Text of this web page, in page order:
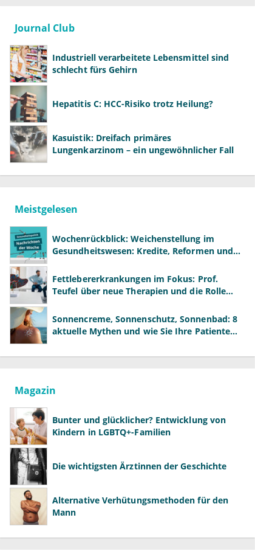
Journal Club
Industriell verarbeitete Lebensmittel sind
schlecht fürs Gehirn
Hepatitis C: HCC-Risiko trotz Heilung?
Kasuistik: Dreifach primäres
Lungenkarzinom – ein ungewöhnlicher Fall
Meistgelesen
Wochenrückblick: Weichenstellung im
Gesundheitswesen: Kredite, Reformen und
Fettlebererkrankungen im Fokus: Prof.
Teufel über neue Therapien und die Rolle
Sonnencreme, Sonnenschutz, Sonnenbad: 8
aktuelle Mythen und wie Sie Ihre Patienten
Magazin
Bunter und glücklicher? Entwicklung von
Kindern in LGBTQ+-Familien
Die wichtigsten Ärztinnen der Geschichte
Alternative Verhütungsmethoden für den
Mann